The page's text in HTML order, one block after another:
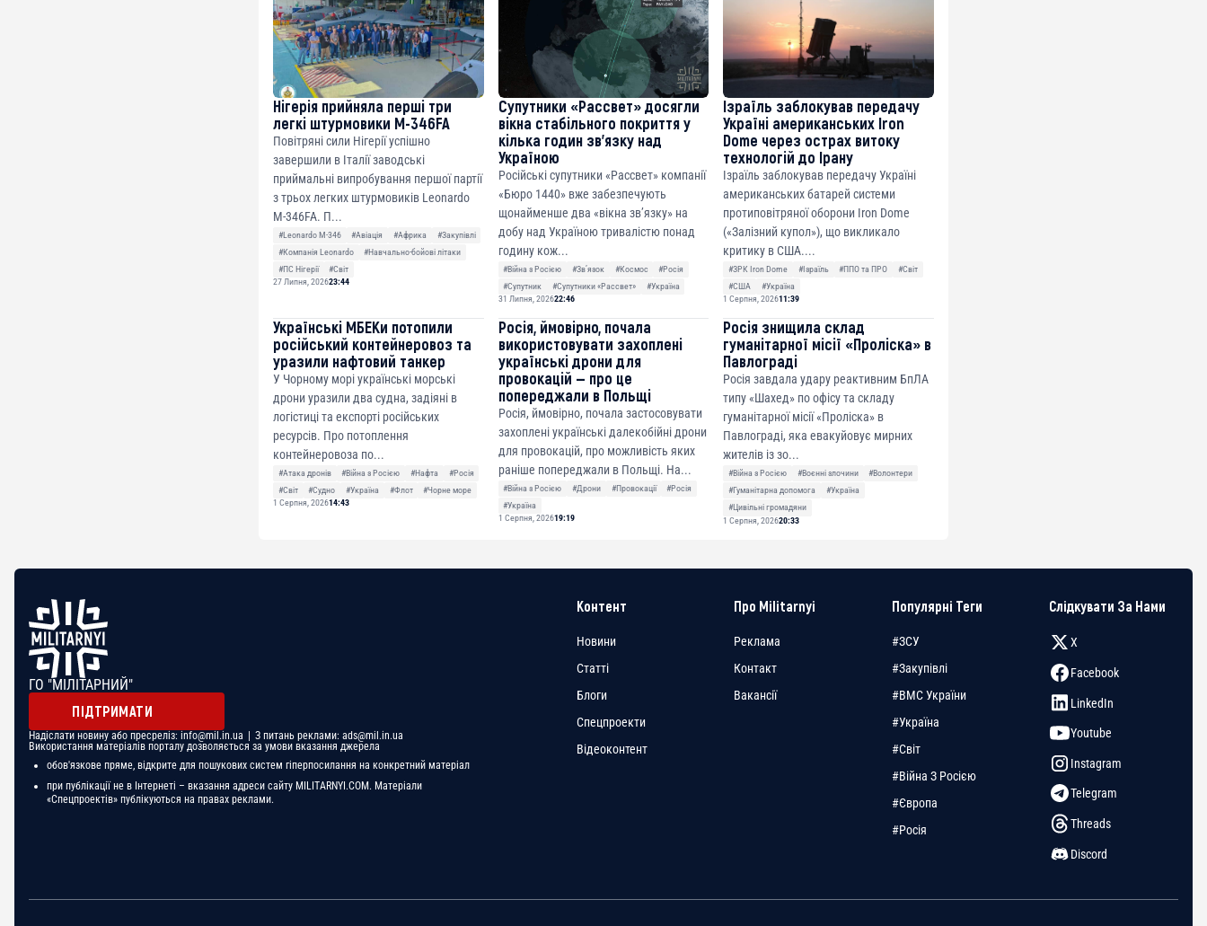
Нігерія прийняла перші три
легкі штурмовики M-346FA
Повітряні сили Нігерії успішно
завершили в Італії заводські
приймальні випробування першої партії
з трьох легких штурмовиків Leonardo
M-346FA. П...
#Leonardo M-346 #Авіація #Африка
#Закупівлі
#Компанія Leonardo
#Навчально-бойові літаки
#ПС Нігерії
#Світ
27 Липня, 202623:44
Супутники «Рассвет» досягли
вікна стабільного покриття у
кілька годин зв’язку над
Україною
Російські супутники «Рассвет» компанії
«Бюро 1440» вже забезпечують
щонайменше два «вікна зв’язку» на
добу над Україною тривалістю понад
годину кож...
#Війна з Росією #Звʼязок #Космос
#Росія
#Супутник
#Супутники «Рассвет»
#Україна
31 Липня, 202622:46
Ізраїль заблокував передачу
Україні американських Iron
Dome через острах витоку
технологій до Ірану
Ізраїль заблокував передачу Україні
американських батарей системи
протиповітряної оборони Iron Dome
(«Залізний купол»), що викликало
критику в США....
#ЗРК Iron Dome #Ізраїль #ППО та ПРО
#Світ
#США
#Україна
1 Серпня, 202611:39
Українські МБЕКи потопили
російський контейнеровоз та
уразили нафтовий танкер
У Чорному морі українські морські
дрони уразили два судна, задіяні в
логістиці та експорті російських
ресурсів. Про потоплення
контейнеровоза по...
#Атака дронів #Війна з Росією #Нафта
#Росія
#Світ
#Судно #Україна #Флот
#Чорне море
1 Серпня, 202614:43
Росія, ймовірно, почала
використовувати захоплені
українські дрони для
провокацій — про це
попереджали в Польщі
Росія, ймовірно, почала застосовувати
захоплені українські далекобійні дрони
для провокацій, про можливість яких
раніше попереджали в Польщі. На...
#Війна з Росією #Дрони #Провокації
#Росія
#Україна
1 Серпня, 202619:19
Росія знищила склад
гуманітарної місії «Проліска» в
Павлограді
Росія завдала удару реактивним БпЛА
типу «Шахед» по офісу та складу
гуманітарної місії «Проліска» в
Павлограді, яка евакуйовує мирних
жителів із зо...
#Війна з Росією #Воєнні злочини
#Волонтери
#Гуманітарна допомога
#Україна
#Цивільні громадяни
1 Серпня, 202620:33
ГО "МІЛІТАРНИЙ"
ПІДТРИМАТИ
Надіслати новину або пресреліз: info@mil.in.ua | З питань реклами: ads@mil.in.ua
Використання матеріалів порталу дозволяється за умови вказання джерела
обов'язкове пряме, відкрите для пошукових систем гіперпосилання на конкретний матеріал
при публікації не в Інтернеті – вказання адреси сайту MILITARNYI.COM. Матеріали
«Спецпроектів» публікуються на правах реклами.
Контент
Новини
Статті
Блоги
Спецпроекти
Відеоконтент
Про Militarnyi
Реклама
Контакт
Вакансії
Популярні Теги
#ЗСУ
#Закупівлі
#ВМС України
#Україна
#Світ
#Війна З Росією
#Європа
#Росія
Слідкувати За Нами
X
Facebook
LinkedIn
Youtube
Instagram
Telegram
Threads
Discord